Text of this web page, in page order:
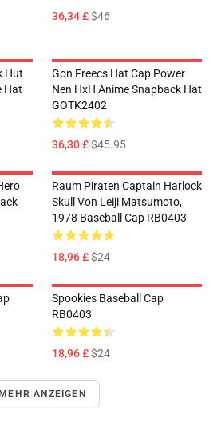
36,34 £$46
Hut
Hat
Gon Freecs Hat Cap Power
Nen HxH Anime Snapback Hat
GOTK2402
36,30 £$45.95
Raum Piraten Captain Harlock
Skull Von Leiji Matsumoto,
1978 Baseball Cap RB0403
18,96 £$24
Spookies Baseball Cap
RB0403
18,96 £$24
MEHR ANZEIGEN